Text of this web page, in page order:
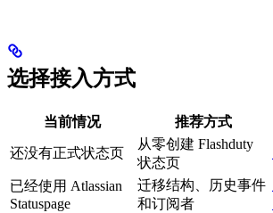
选择接入方式
当前情况 推荐方式
还没有正式状态页
从零创建 Flashduty
状态页
已经使用 Atlassian
Statuspage
迁移结构、历史事件
和订阅者